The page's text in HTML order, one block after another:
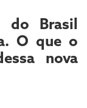
do Brasil
O que o
nova